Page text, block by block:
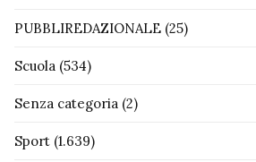
PUBBLIREDAZIONALE (25)
Scuola (534)
Senza categoria (2)
Sport (1.639)